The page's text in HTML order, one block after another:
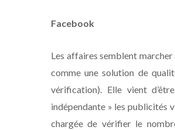
Facebook
Les affaires semblent marcher
comme une solution de
vérification). Elle vient
indépendante » les publicités
chargée de vérifier le